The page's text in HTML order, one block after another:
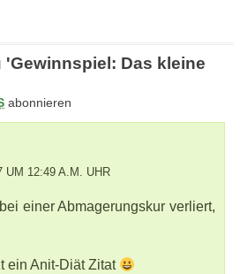
'Gewinnspiel: Das kleine
abonnieren
UM 12:49 A.M. UHR
einer Abmagerungskur verliert,
ein Anit-Diät Zitat